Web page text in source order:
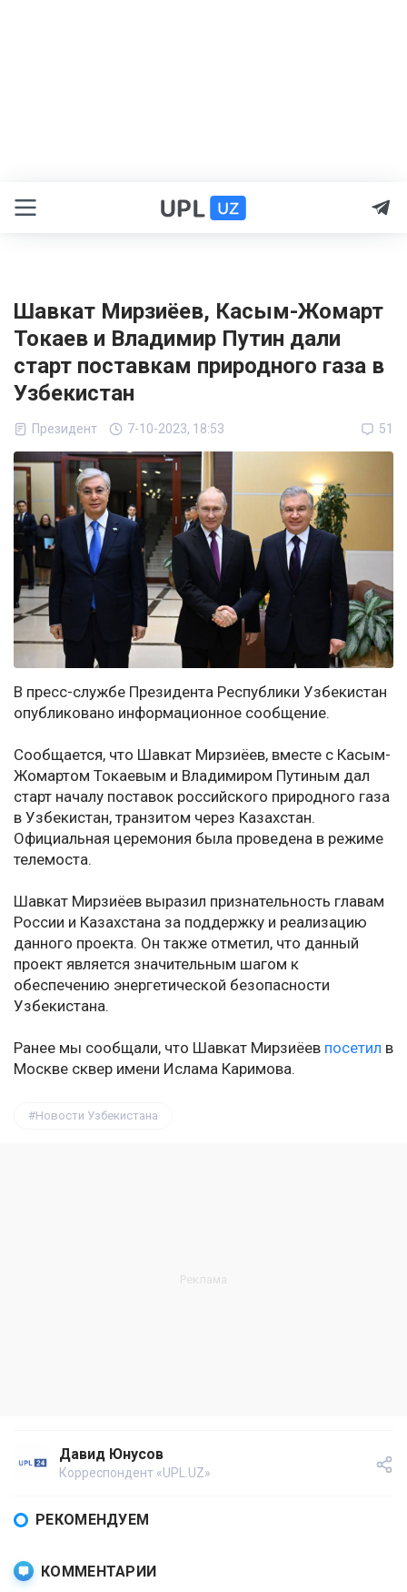
Шавкат Мирзиёев, Касым-Жомарт
Токаев и Владимир Путин дали
старт поставкам природного газа в
Узбекистан
Президент 7-10-2023, 18:53 51
В пресс-службе Президента Республики Узбекистан
опубликовано информационное сообщение.
Сообщается, что Шавкат Мирзиёев, вместе с Касым-
Жомартом Токаевым и Владимиром Путиным дал
старт началу поставок российского природного газа
в Узбекистан, транзитом через Казахстан.
Официальная церемония была проведена в режиме
телемоста.
Шавкат Мирзиёев выразил признательность главам
России и Казахстана за поддержку и реализацию
данного проекта. Он также отметил, что данный
проект является значительным шагом к
обеспечению энергетической безопасности
Узбекистана.
Ранее мы сообщали, что Шавкат Мирзиёев посетил в
Москве сквер имени Ислама Каримова.
Новости Узбекистана
Давид Юнусов
Корреспондент «UPL.UZ»
РЕКОМЕНДУЕМ
КОММЕНТАРИИ